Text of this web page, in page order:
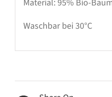
Material: 95% Bio-
Waschbar bei 30°C